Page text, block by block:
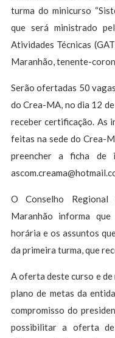
turma do minicurso
que será ministrado
Atividades Técnicas
Maranhão, tenente-
Serão ofertadas 50
do Crea-MA, no dia 12
receber certificação. As
feitas na sede do Crea-
preencher a ficha de
O Conselho
Maranhão informa
horária e os assuntos
da primeira turma, que
A oferta deste curso e
plano de metas da
compromisso do
possibilitar a oferta